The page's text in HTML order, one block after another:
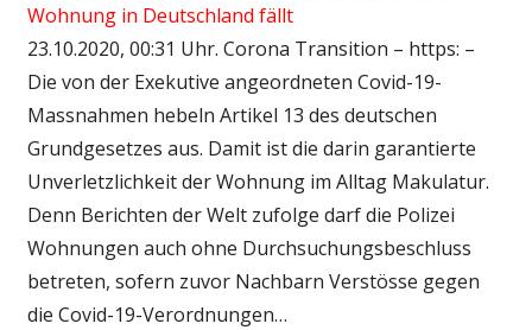
Wohnung in Deutschland fällt
23.10.2020, 00:31 Uhr. Corona Transition – https: –
Die von der Exekutive angeordneten Covid-19-
Massnahmen hebeln Artikel 13 des deutschen
Grundgesetzes aus. Damit ist die darin garantierte
Unverletzlichkeit der Wohnung im Alltag Makulatur.
Denn Berichten der Welt zufolge darf die Polizei
Wohnungen auch ohne Durchsuchungsbeschluss
betreten, sofern zuvor Nachbarn Verstösse gegen
die Covid-19-Verordnungen…